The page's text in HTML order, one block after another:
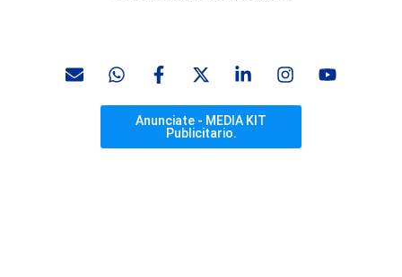
Anunciate - MEDIA KIT
Publicitario.